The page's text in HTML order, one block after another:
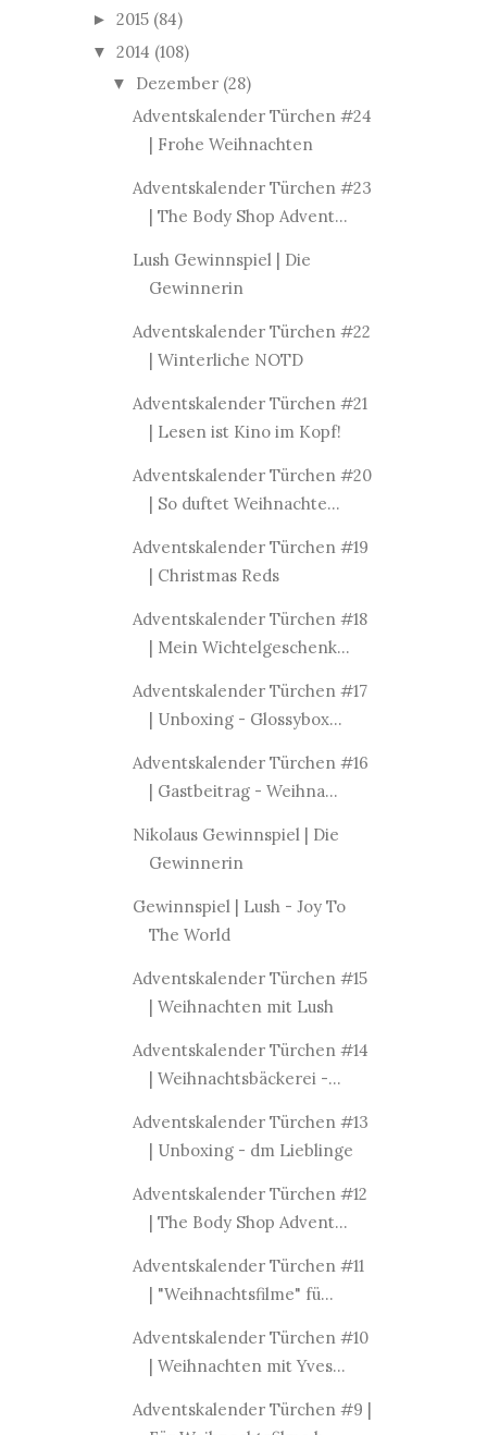
► 2015 (84)
▼ 2014 (108)
▼ Dezember (28)
Adventskalender Türchen #24
| Frohe Weihnachten
Adventskalender Türchen #23
| The Body Shop Advent...
Lush Gewinnspiel | Die
Gewinnerin
Adventskalender Türchen #22
| Winterliche NOTD
Adventskalender Türchen #21
| Lesen ist Kino im Kopf!
Adventskalender Türchen #20
| So duftet Weihnachte...
Adventskalender Türchen #19
| Christmas Reds
Adventskalender Türchen #18
| Mein Wichtelgeschenk...
Adventskalender Türchen #17
| Unboxing - Glossybox...
Adventskalender Türchen #16
| Gastbeitrag - Weihna...
Nikolaus Gewinnspiel | Die
Gewinnerin
Gewinnspiel | Lush - Joy To
The World
Adventskalender Türchen #15
| Weihnachten mit Lush
Adventskalender Türchen #14
| Weihnachtsbäckerei -...
Adventskalender Türchen #13
| Unboxing - dm Lieblinge
Adventskalender Türchen #12
| The Body Shop Advent...
Adventskalender Türchen #11
| "Weihnachtsfilme" fü...
Adventskalender Türchen #10
| Weihnachten mit Yves...
Adventskalender Türchen #9 |